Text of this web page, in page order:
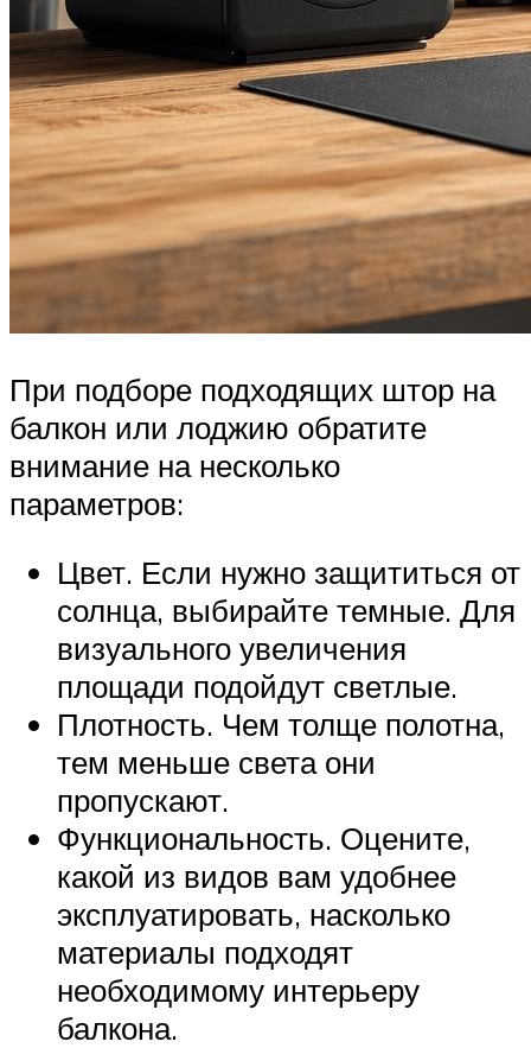
При подборе подходящих штор на
балкон или лоджию обратите
внимание на несколько
параметров:
Цвет. Если нужно защититься от
солнца, выбирайте темные. Для
визуального увеличения
площади подойдут светлые.
Плотность. Чем толще полотна,
тем меньше света они
пропускают.
Функциональность. Оцените,
какой из видов вам удобнее
эксплуатировать, насколько
материалы подходят
необходимому интерьеру
балкона.